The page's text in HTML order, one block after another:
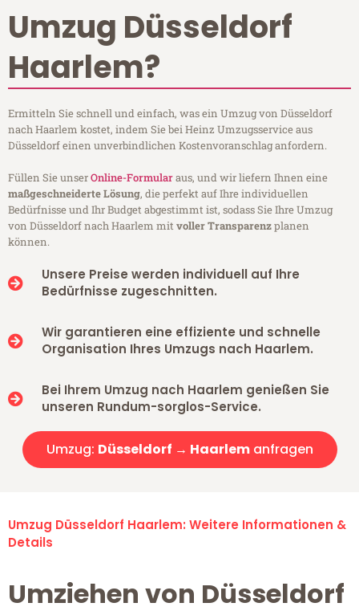
Umzug Düsseldorf
Haarlem?
Ermitteln Sie schnell und einfach, was ein Umzug von Düsseldorf
nach Haarlem kostet, indem Sie bei Heinz Umzugsservice aus
Düsseldorf einen unverbindlichen Kostenvoranschlag anfordern.
Füllen Sie unserOnline-Formularaus, und wir liefern Ihnen eine
maßgeschneiderte Lösung, die perfekt auf Ihre individuellen
Bedürfnisse und Ihr Budget abgestimmt ist, sodass Sie Ihre Umzug
von Düsseldorf nach Haarlem mitvoller Transparenzplanen
können.
Unsere Preise werden individuell auf Ihre
Bedürfnisse zugeschnitten.
Wir garantieren eine effiziente und schnelle
Organisation Ihres Umzugs nach Haarlem.
Bei Ihrem Umzug nach Haarlem genießen Sie
unseren Rundum-sorglos-Service.
Umzug: Düsseldorf → Haarlemanfragen
Umzug Düsseldorf Haarlem: Weitere Informationen &
Details
Umziehen von Düsseldorf